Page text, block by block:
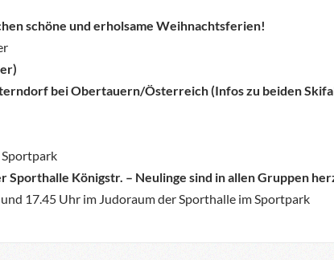
schöne und erholsame Weihnachtsferien!
bei Obertauern/Österreich (Infos zu beiden
Sporthalle Königstr. – Neulinge sind in allen Gruppen
17.45 Uhr im Judoraum der Sporthalle im Sportpark